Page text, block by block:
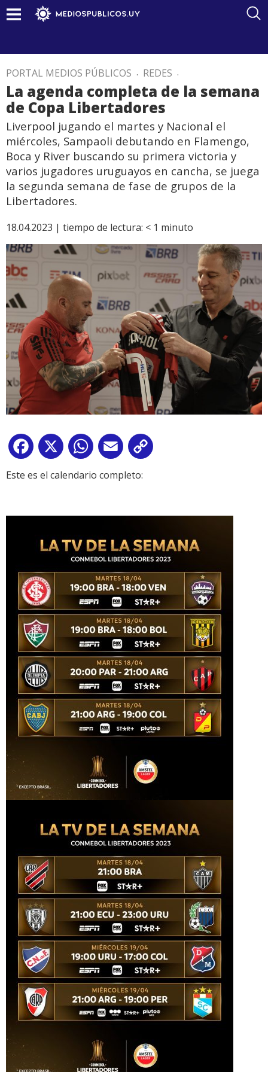
PORTAL MEDIOS PÚBLICOS . REDES .
La agenda completa de la semana
de Copa Libertadores
Liverpool jugando el martes y Nacional el
miércoles, Sampaoli debutando en Flamengo,
Boca y River buscando su primera victoria y
varios jugadores uruguayos en cancha, se juega
la segunda semana de fase de grupos de la
Libertadores.
18.04.2023 | tiempo de lectura: < 1 minuto
Facebook
X WhatsApp
Email
Este es el calendario completo: